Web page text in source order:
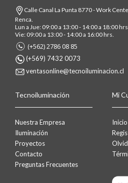
Calle Canal La Punta 8770 - Work
Renca.
Lun a Jue: 09:00 a 13:00 - 14:00 a 18:00 hrs.
Vie: 09:00 a 13:00 - 14:00 a 16:00 hrs.
(+562) 2786 08 85
(+569) 7432 0073
ventasonline@tecnoiluminacion.cl
Tecnoiluminación
Nuestra Empresa
Iluminación
Proyectos
Contacto
Preguntas Frecuentes
Mi